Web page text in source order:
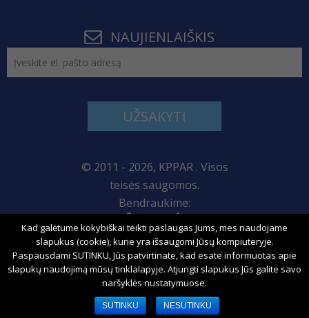
NAUJIENLAIŠKIS
UŽSAKYTI
© 2011 - 2026, KPPAR . Visos
teisės saugomos.
Bendraukime:
Svetainės žemėlapis
Kad galėtume kokybiškai teikti paslaugas Jums, mes naudojame
slapukus (cookie), kurie yra išsaugomi Jūsų kompiuteryje.
Paspausdami SUTINKU, Jūs patvirtinate, kad esate informuotas apie
slapukų naudojimą mūsų tinklalapyje. Atjungti slapukus Jūs galite savo
naršyklės nustatymuose.
SUTINKU NESUTINKU